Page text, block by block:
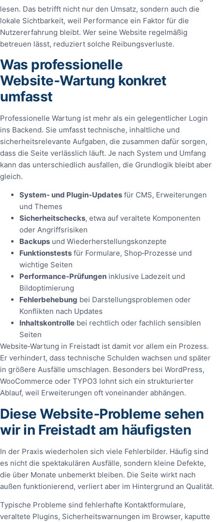
lesen. Das betrifft nicht nur den Umsatz, sondern auch die
lokale Sichtbarkeit, weil Performance ein Faktor für die
Nutzererfahrung bleibt. Wer seine Website regelmäßig
betreuen lässt, reduziert solche Reibungsverluste.
Was professionelle
Website‑Wartung konkret
umfasst
Professionelle Wartung ist mehr als ein gelegentlicher Login
ins Backend. Sie umfasst technische, inhaltliche und
sicherheitsrelevante Aufgaben, die zusammen dafür sorgen,
dass die Seite verlässlich läuft. Je nach System und Umfang
kann das unterschiedlich ausfallen, die Grundlogik bleibt aber
gleich.
System‑ und Plugin‑Updates für CMS, Erweiterungen
und Themes
Sicherheitschecks, etwa auf veraltete Komponenten
oder Angriffsrisiken
Backups und Wiederherstellungskonzepte
Funktionstests für Formulare, Shop‑Prozesse und
wichtige Seiten
Performance‑Prüfungen inklusive Ladezeit und
Bildoptimierung
Fehlerbehebung bei Darstellungsproblemen oder
Konflikten nach Updates
Inhaltskontrolle bei rechtlich oder fachlich sensiblen
Seiten
Website‑Wartung in Freistadt ist damit vor allem ein Prozess.
Er verhindert, dass technische Schulden wachsen und später
in größere Ausfälle umschlagen. Besonders bei WordPress,
WooCommerce oder TYPO3 lohnt sich ein strukturierter
Ablauf, weil Erweiterungen oft voneinander abhängen.
Diese Website‑Probleme sehen
wir in Freistadt am häufigsten
In der Praxis wiederholen sich viele Fehlerbilder. Häufig sind
es nicht die spektakulären Ausfälle, sondern kleine Defekte,
die über Monate unbemerkt bleiben. Die Seite wirkt nach
außen funktionierend, verliert aber im Hintergrund an Qualität.
Typische Probleme sind fehlerhafte Kontaktformulare,
veraltete Plugins, Sicherheitswarnungen im Browser, kaputte